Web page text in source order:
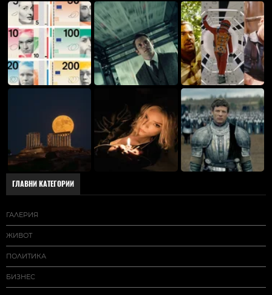
ГЛАВНИ КАТЕГОРИИ
ГАЛЕРИЯ
ЖИВОТ
ПОЛИТИКА
БИЗНЕС